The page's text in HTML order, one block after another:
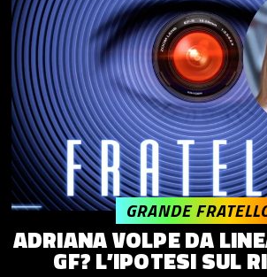
ADRIANA VOLPE DA
GF? L’IPOTESI SUL
GRANDE